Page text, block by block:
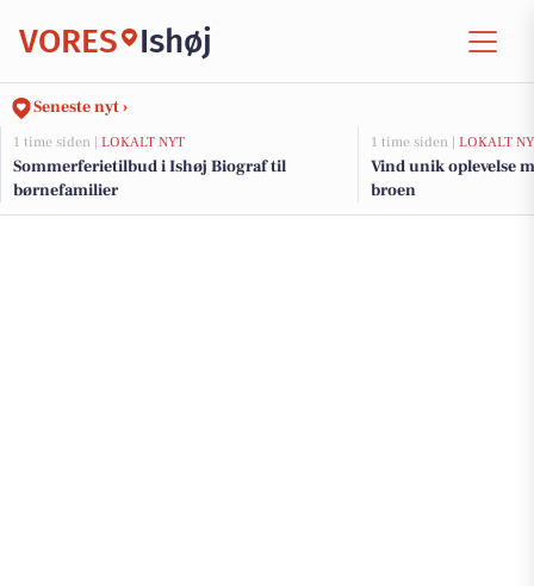
VORES Ishøj
Seneste nyt ›
1 time siden | LOKALT NYT
Sommerferietilbud i Ishøj Biograf til
børnefamilier
1 time siden | LOKALT
Vind unik oplevelse
broen